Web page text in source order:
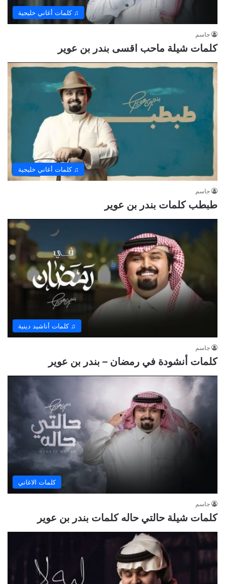
♫ كلمات أغاني خليجية
جاسم
كلمات شيلة ماحب اقسى بندر بن عوير
♫ كلمات أغاني خليجية
جاسم
طبطب كلمات بندر بن عوير
♫ كلمات أناشيد دينية
جاسم
كلمات أنشودة في رمضان – بندر بن عوير
كلمات الاغاني
جاسم
كلمات شيلة حالتي حاله كلمات بندر بن عوير